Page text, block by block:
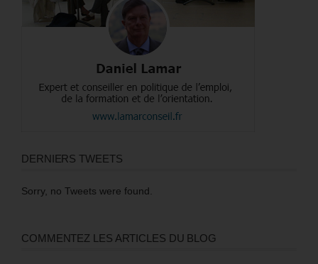
DERNIERS TWEETS
Sorry, no Tweets were found.
COMMENTEZ LES ARTICLES DU BLOG